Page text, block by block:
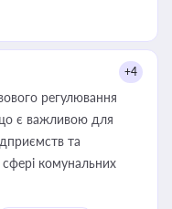
+4
регулювання
є важливою для
та
комунальних